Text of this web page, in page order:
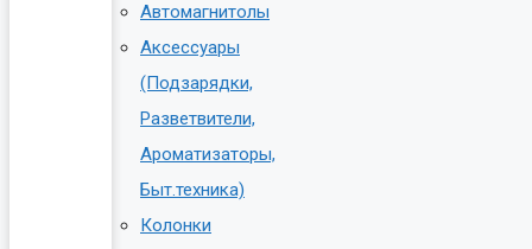
Автомагнитолы
Аксессуары
(Подзарядки,
Разветвители,
Ароматизаторы,
Быт.техника)
Колонки